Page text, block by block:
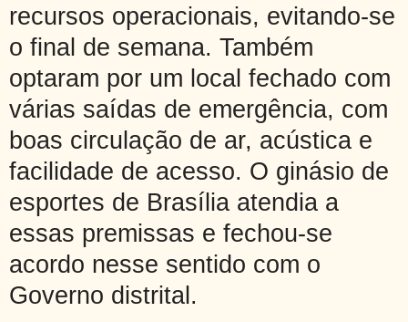
recursos operacionais, evitando-se
o final de semana. Também
optaram por um local fechado com
várias saídas de emergência, com
boas circulação de ar, acústica e
facilidade de acesso. O ginásio de
esportes de Brasília atendia a
essas premissas e fechou-se
acordo nesse sentido com o
Governo distrital.